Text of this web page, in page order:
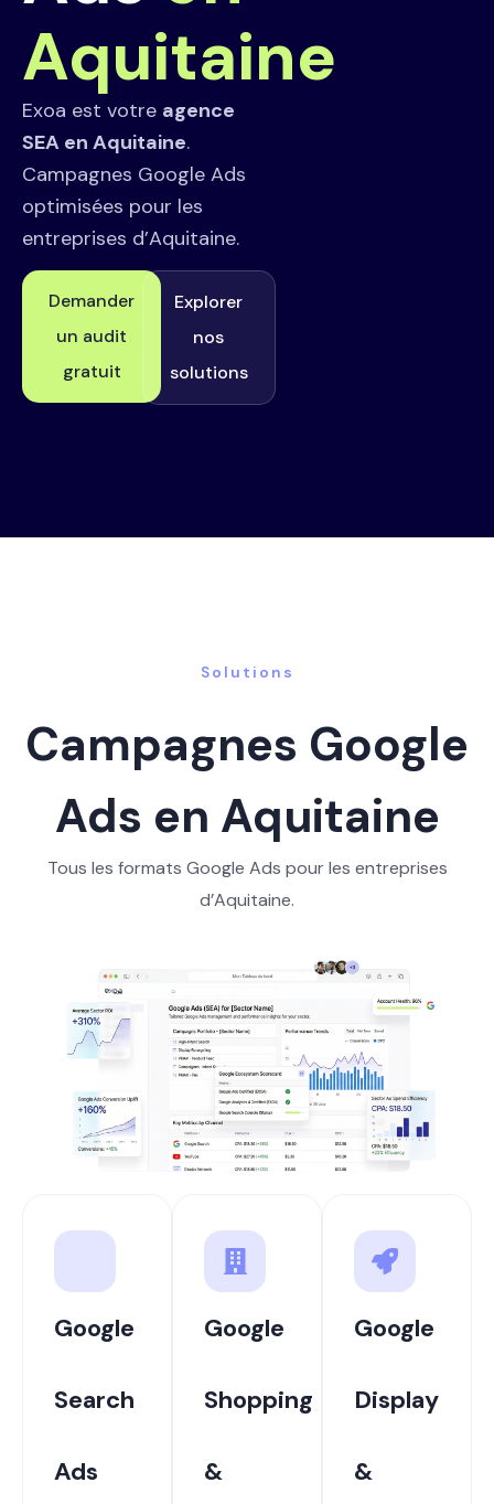
Aquitaine
Exoa est votre agence
SEA en Aquitaine.
Campagnes Google Ads
optimisées pour les
entreprises d’Aquitaine.
Demander
un audit
gratuit
Explorer
nos
solutions
Solutions
Campagnes Google
Ads en Aquitaine
Tous les formats Google Ads pour les entreprises
d’Aquitaine.
Google
Search
Ads
Google
Shopping
&
Google
Display
&